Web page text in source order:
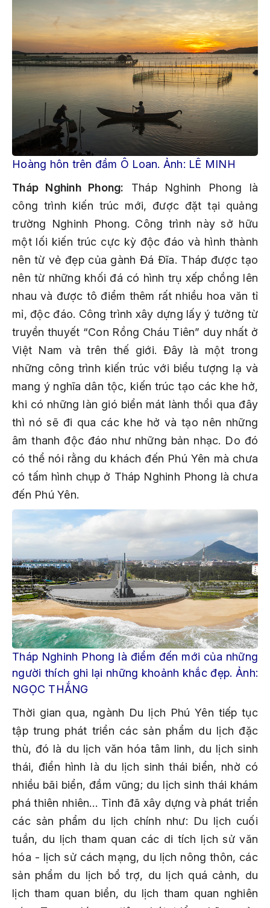
Hoàng hôn trên đầm Ô Loan. Ảnh: LÊ MINH
Tháp Nghinh Phong: Tháp Nghinh Phong là
công trình kiến trúc mới, được đặt tại quảng
trường Nghinh Phong. Công trình này sở hữu
một lối kiến trúc cực kỳ độc đáo và hình thành
nên từ vẻ đẹp của gành Đá Đĩa. Tháp được tạo
nên từ những khối đá có hình trụ xếp chồng lên
nhau và được tô điểm thêm rất nhiều hoa văn tỉ
mỉ, độc đáo. Công trình xây dựng lấy ý tưởng từ
truyền thuyết “Con Rồng Cháu Tiên” duy nhất ở
Việt Nam và trên thế giới. Đây là một trong
những công trình kiến trúc với biểu tượng lạ và
mang ý nghĩa dân tộc, kiến trúc tạo các khe hở,
khi có những làn gió biển mát lành thổi qua đây
thì nó sẽ đi qua các khe hở và tạo nên những
âm thanh độc đáo như những bản nhạc. Do đó
có thể nói rằng du khách đến Phú Yên mà chưa
có tấm hình chụp ở Tháp Nghinh Phong là chưa
đến Phú Yên.
Tháp Nghinh Phong là điểm đến mới của những
người thích ghi lại những khoảnh khắc đẹp. Ảnh:
NGỌC THẮNG
Thời gian qua, ngành Du lịch Phú Yên tiếp tục
tập trung phát triển các sản phẩm du lịch đặc
thù, đó là du lịch văn hóa tâm linh, du lịch sinh
thái, điển hình là du lịch sinh thái biển, nhờ có
nhiều bãi biển, đầm vũng; du lịch sinh thái khám
phá thiên nhiên… Tỉnh đã xây dựng và phát triển
các sản phẩm du lịch chính như: Du lịch cuối
tuần, du lịch tham quan các di tích lịch sử văn
hóa - lịch sử cách mạng, du lịch nông thôn, các
sản phẩm du lịch bổ trợ, du lịch quá cảnh, du
lịch tham quan biển, du lịch tham quan nghiên